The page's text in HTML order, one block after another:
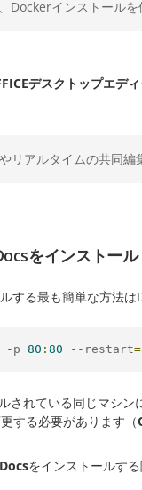
Dockerインストールを
デスクトップエデ
アルタイムの共同編
をインストール
する最も簡単な方法
- p 80 : 80 -- restart=
されている同じマシン
する必要があります（
をインストールす